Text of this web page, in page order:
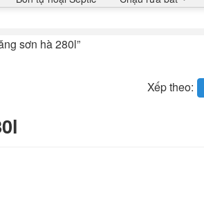
sơn hà 280l”
Xếp theo: